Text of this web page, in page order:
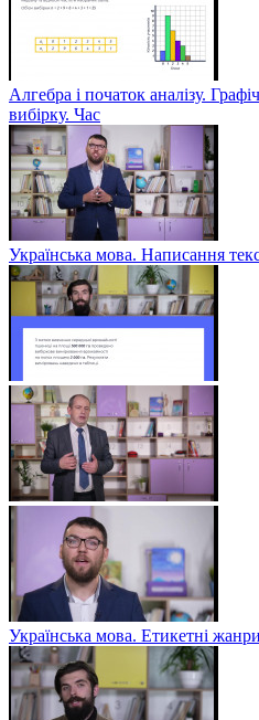
Алгебра і початок аналізу.
вибірку. Час
Українська мова. Написання
Українська мова. Етикетні